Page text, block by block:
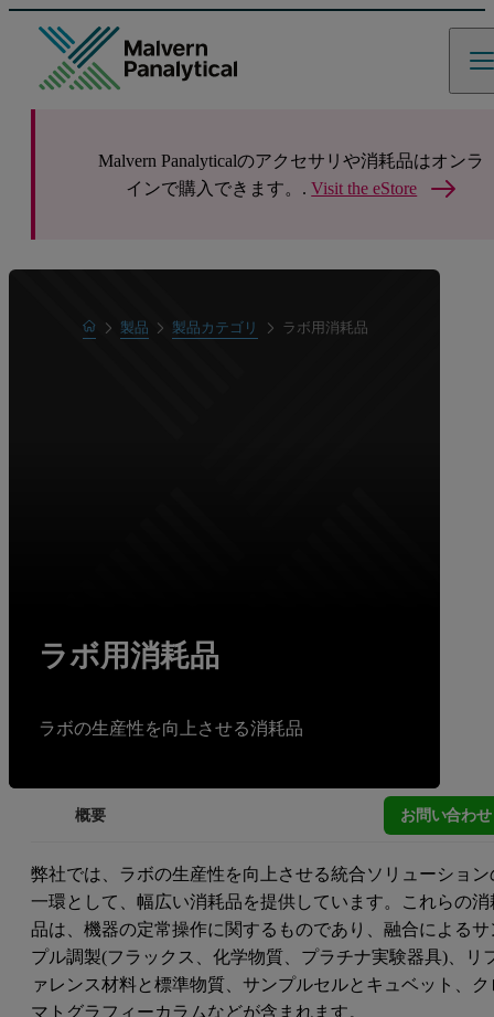
Malvern Panalyticalのアクセサリや消耗品はオンラ
インで購入できます。.Visit the eStore
Home製品 製品カテゴリ ラボ用消耗品
ラボ用消耗品
ラボの生産性を向上させる消耗品
概要 お問い合わせ
弊社では、ラボの生産性を向上させる統合ソリューション
一環として、幅広い消耗品を提供しています。これらの消
品は、機器の定常操作に関するものであり、融合によるサ
プル調製(フラックス、化学物質、プラチナ実験器具)、リ
ァレンス材料と標準物質、サンプルセルとキュベット、ク
マトグラフィーカラムなどが含まれます。